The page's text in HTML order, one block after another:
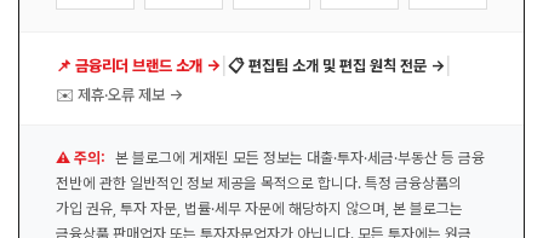
📌 금융리더 브랜드 소개 → 📋 편집팀 소개 및 편집 원칙 전문 →
✉️ 제휴·오류 제보 →
⚠️ 주의: 본 블로그에 게재된 모든 정보는 대출·투자·세금·부동산 등 금융
전반에 관한 일반적인 정보 제공을 목적으로 합니다. 특정 금융상품의
가입 권유, 투자 자문, 법률·세무 자문에 해당하지 않으며, 본 블로그는
금융상품 판매업자 또는 투자자문업자가 아닙니다. 모든 투자에는 원금